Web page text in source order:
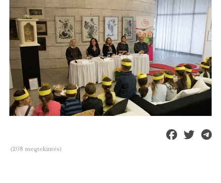
(208 megtekintés)